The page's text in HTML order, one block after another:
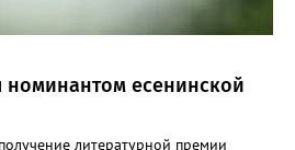
номинантом есенинской
литературной премии